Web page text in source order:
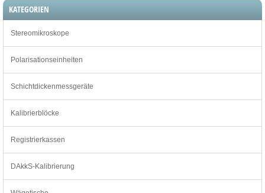
KATEGORIEN
Stereomikroskope
Polarisationseinheiten
Schichtdickenmessgeräte
Kalibrierblöcke
Registrierkassen
DAkkS-Kalibrierung